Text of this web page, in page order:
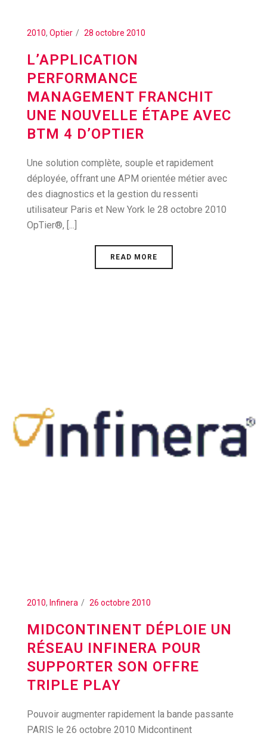
2010, Optier 28 octobre 2010
L’APPLICATION
PERFORMANCE
MANAGEMENT FRANCHIT
UNE NOUVELLE ÉTAPE AVEC
BTM 4 D’OPTIER
Une solution complète, souple et rapidement
déployée, offrant une APM orientée métier avec
des diagnostics et la gestion du ressenti
utilisateur Paris et New York le 28 octobre 2010
OpTier®, [...]
READ MORE
2010, Infinera 26 octobre 2010
MIDCONTINENT DÉPLOIE UN
RÉSEAU INFINERA POUR
SUPPORTER SON OFFRE
TRIPLE PLAY
Pouvoir augmenter rapidement la bande passante
PARIS le 26 octobre 2010 Midcontinent